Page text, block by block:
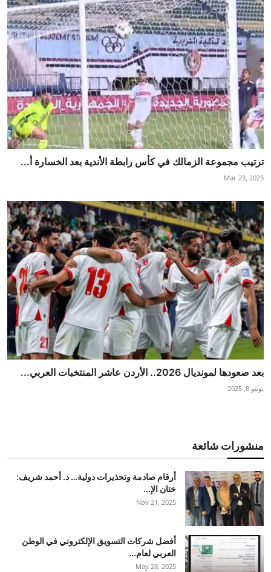
ترتيب مجموعة الزمالك في كأس رابطة الأندية بعد الخسارة أ...
Mar 23, 2025
بعد صعودها لمونديال 2026.. الأردن عاشر المنتخبات العربي...
يونيو 8, 2025
منشورات شائعة
أرقام صادمة وتحذيرات دولية… د. أحمد شريف:
ختان الإ...
Nov 21, 2025
أفضل شركات التسويق الإلكتروني في الوطن
العربي لعام...
May 28, 2025